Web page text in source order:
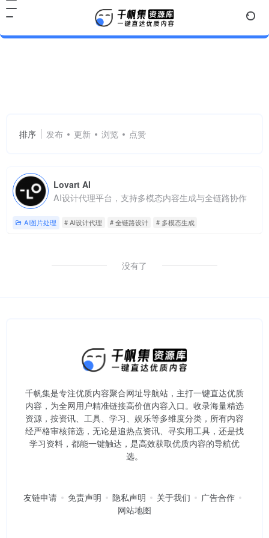
排序 发布 更新 浏览 点赞
Lovart AI
AI设计代理平台，支持多模态内容生成与全链路协作
AI图片处理 # AI设计代理 # 全链路设计 # 多模态生成
没有了
千帆集是专注优质内容聚合网址导航站，主打一键直达优质
内容，为全网用户精准链接高价值内容入口。​收录海量精选
资源，按资讯、工具、学习、娱乐等多维度分类，所有内容
经严格审核筛选，无论是追热点资讯、寻实用工具，还是找
学习资料，都能一键触达，是高效获取优质内容的导航优
选。
友链申请 免责声明 隐私声明 关于我们
广告合作
网站地图